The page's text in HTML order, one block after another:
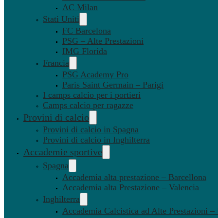
AC Milan
Stati Uniti
FC Barcelona
PSG – Alte Prestazioni
IMG Florida
Francia
PSG Academy Pro
Paris Saint Germain – Parigi
I camps calcio per i portieri
Camps calcio per ragazze
Provini di calcio
Provini di calcio in Spagna
Provini di calcio in Inghilterra
Accademie sportive
Spagna
Accademia alta prestazione – Barcellona
Accademia alta Prestazione – Valencia
Inghilterra
Accademia Calcistica ad Alte Prestazioni